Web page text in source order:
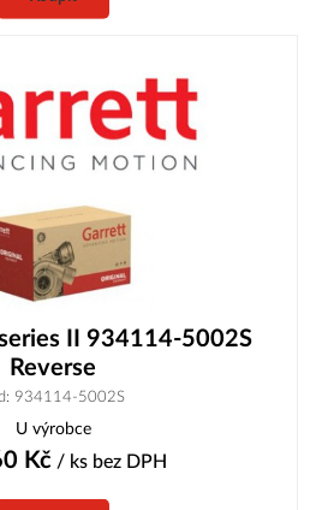
II 934114-5002S
Reverse
934114-5002S
U výrobce
Kč/ ks bez DPH